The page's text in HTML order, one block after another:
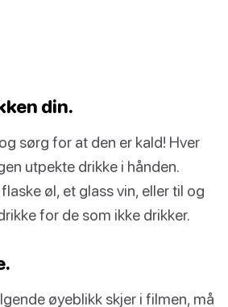
din.
sørg for at den er kald! Hver
utpekte drikke i hånden.
øl, et glass vin, eller til og
for de som ikke drikker.
øyeblikk skjer i filmen, må